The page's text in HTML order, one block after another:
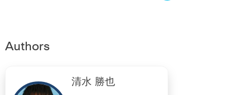
Authors
清水 勝也